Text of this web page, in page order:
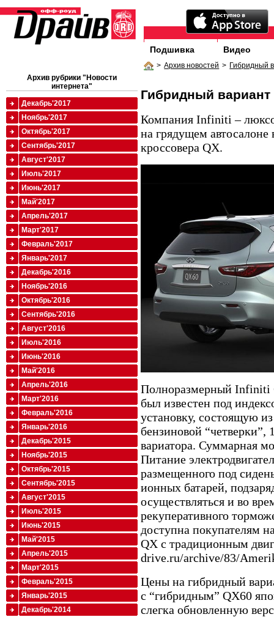
Подшивка Видео
> Архив новостей > Гибридный
Гибридный вариант
Компания Infiniti –
на грядущем
кроссовера QX.
Полноразмерный Infiniti
был известен под
установку, состоящую
бензиновой “четверки”,
вариатора. Суммарная
Питание
размещенного под
ионных батарей,
осуществляться и во
рекуперативного
доступна покупателям
QX с традиционным
drive.ru/archive/83/
Цены на гибридный
с “гибридным” QX60
слегка обновленную
Архив рубрики "Новости
интернета"
Декабрь'2017
Ноябрь'2017
Октябрь'2017
Сентябрь'2017
Август'2017
Июль'2017
Июнь'2017
Май'2017
Апрель'2017
Март'2017
Февраль'2017
Январь'2017
Декабрь'2016
Ноябрь'2016
Октябрь'2016
Сентябрь'2016
Август'2016
Июль'2016
Июнь'2016
Май'2016
Апрель'2016
Март'2016
Февраль'2016
Январь'2016
Декабрь'2015
Ноябрь'2015
Октябрь'2015
Сентябрь'2015
Август'2015
Июль'2015
Июнь'2015
Май'2015
Апрель'2015
Март'2015
Февраль'2015
Январь'2015
Декабрь'2014